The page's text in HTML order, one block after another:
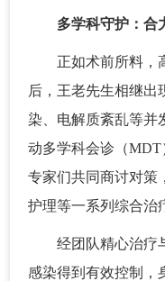
多学科守护：合
正如术前所料，高
后，王老先生相继出
染、电解质紊乱等并
动多学科会诊（
专家们共同商讨对策
护理等一系列综合治
经团队精心治疗与
感染得到有效控制，